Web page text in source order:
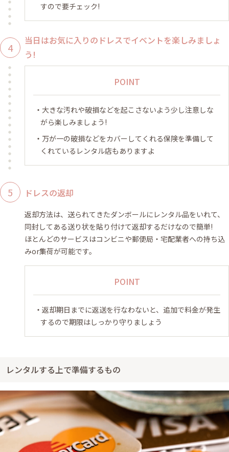
すので要チェック!
当日はお気に入りのドレスでイベントを楽しみましょ
う!
POINT
大きな汚れや破損などを起こさないよう少し注意しな
がら楽しみましょう!
万が一の破損などをカバーしてくれる保険を準備して
くれているレンタル店もありますよ
ドレスの返却
返却方法は、送られてきたダンボールにレンタル品をいれて、
同封してある送り状を貼り付けて返却するだけなので簡単!
ほとんどのサービスはコンビニや郵便局・宅配業者への持ち込
みor集荷が可能です。
POINT
返却期日までに返送を行なわないと、追加で料金が発生
するので期限はしっかり守りましょう
レンタルする上で準備するもの